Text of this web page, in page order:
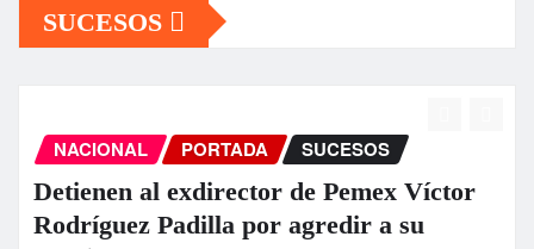
SUCESOS
NACIONAL PORTADA SUCESOS
Detienen al exdirector de Pemex Víctor
Rodríguez Padilla por agredir a su